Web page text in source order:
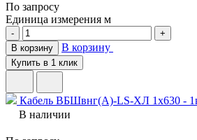
По запросу
Единица измерения м
-
+
В корзину
В корзину
Купить в 1 клик
Кабель ВБШвнг(A)-LS-ХЛ 1х630 -
В наличии